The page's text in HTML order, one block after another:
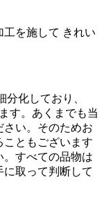
を施して きれい
化しており、
す。あくまでも当
さい。そのためお
ともございます
すべての品物は
に取って判断して